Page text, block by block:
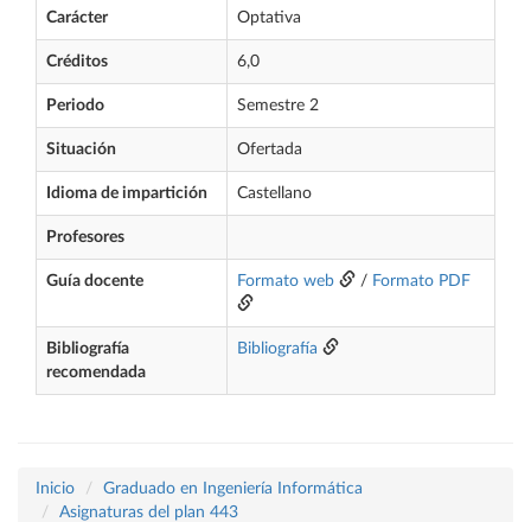
Carácter Optativa
Créditos 6,0
Periodo Semestre 2
Situación Ofertada
Idioma de impartición Castellano
Profesores
Guía docente Formato web / Formato PDF
Bibliografía
recomendada
Bibliografía
Inicio
Graduado en Ingeniería Informática
Asignaturas del plan 443